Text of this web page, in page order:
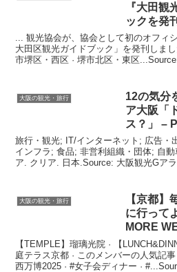
『大田観
ックを発
... 観光協会が、協会として初のオフィ
大田区観光ガイドブック」を発刊しま
市堺区・西区 · 堺市北区・東区
大阪の観光・旅行
12の気分
ア大阪 「
ス？」 –
旅行・観光; IT/インターネット; 広告・
インフラ; 食品; 非営利組織・団体; 自
ア. クリア. 日本.Source: 大阪観光Gアラ
大阪の観光・旅行
【京都】
に行って
MORE
【TEMPLE】瑠璃光院 · 【
庭テラス京都 · このメンバーの人気記
西万博2025 · #女子会ディナー ·